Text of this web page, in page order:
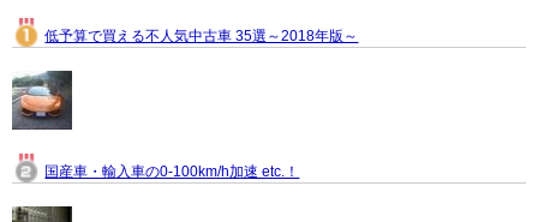
低予算で買える不人気中古車 35選～2018年版～
国産車・輸入車の0-100km/h加速 etc.！